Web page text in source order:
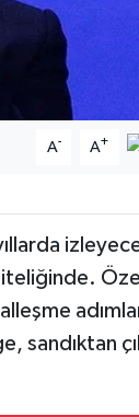
A- A+
sandıktan